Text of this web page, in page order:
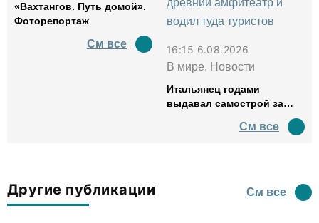
«Вахтангов. Путь домой».
Фоторепортаж
См все
16:15 6.08.2026
В мире, Новости
Итальянец годами
выдавал самострой за
водил туда туристов
См все
Другие публикации См все